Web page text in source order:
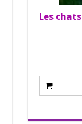
Les chats